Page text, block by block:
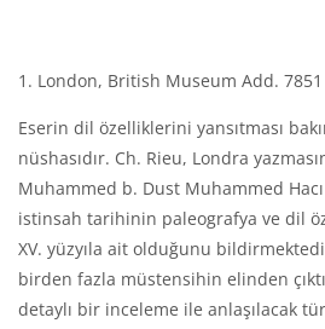
1. London, British Museum Add. 7851
Eserin dil özelliklerini yansıtması
nüshasıdır. Ch. Rieu, Londra
Muhammed b. Dust Muhammed
istinsah tarihinin paleografya ve dil
XV. yüzyıla ait olduğunu
birden fazla müstensihin elinden
detaylı bir inceleme ile anlaşılacak